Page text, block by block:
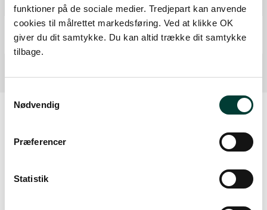
funktioner på de sociale medier. Tredjepart kan anvende
cookies til målrettet markedsføring. Ved at klikke OK
giver du dit samtykke. Du kan altid trække dit samtykke
tilbage.
Nødvendig
Præferencer
Statistik
Fra forrige:5,4 km Samlet:33 km
Mål
Fra forrige: 0,2 km Samlet:33,2 km
Sådan kommer du dertil
Parkering